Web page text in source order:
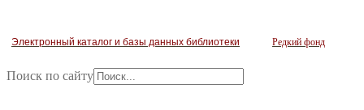
Электронный каталог и базы данных библиотеки Редкий фонд
Поиск по сайту